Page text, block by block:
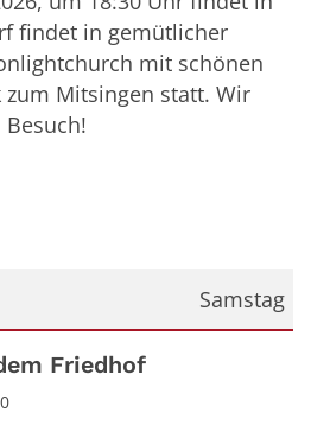
findet in gemütlicher
mit schönen
Mitsingen statt. Wir
Samstag
Friedhof